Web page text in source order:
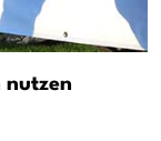
nutzen